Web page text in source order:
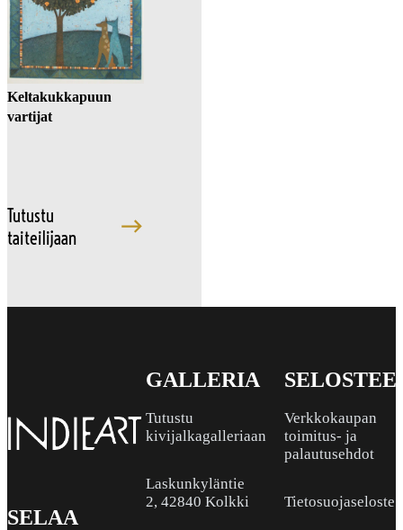
Keltakukkapuun
vartijat
Tutustu
taiteilijaan
SELAA
GALLERIA
Tutustu
kivijalkagalleriaan
Laskunkyläntie
2, 42840 Kolkki
Verkkokaupan
toimitus- ja
palautusehdot
Tietosuojaseloste